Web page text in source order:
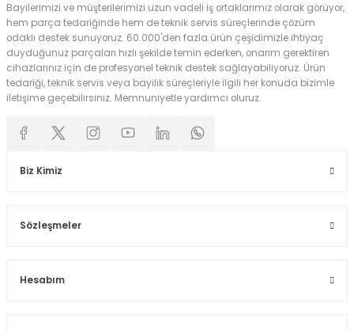
Bayilerimizi ve müşterilerimizi uzun vadeli iş ortaklarımız olarak görüyor,
hem parça tedariğinde hem de teknik servis süreçlerinde çözüm
odaklı destek sunuyoruz. 60.000'den fazla ürün çeşidimizle ihtiyaç
duyduğunuz parçaları hızlı şekilde temin ederken, onarım gerektiren
cihazlarınız için de profesyonel teknik destek sağlayabiliyoruz. Ürün
tedariği, teknik servis veya bayilik süreçleriyle ilgili her konuda bizimle
iletişime geçebilirsiniz. Memnuniyetle yardımcı oluruz.
Biz Kimiz
Sözleşmeler
Hesabım